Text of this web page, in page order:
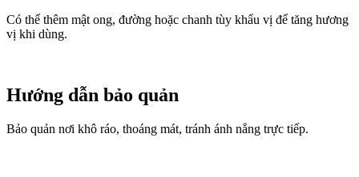
Có thể thêm mật ong, đường hoặc chanh tùy khẩu vị để tăng hương
vị khi dùng.
Hướng dẫn bảo quản
Bảo quản nơi khô ráo, thoáng mát, tránh ánh nắng trực tiếp.